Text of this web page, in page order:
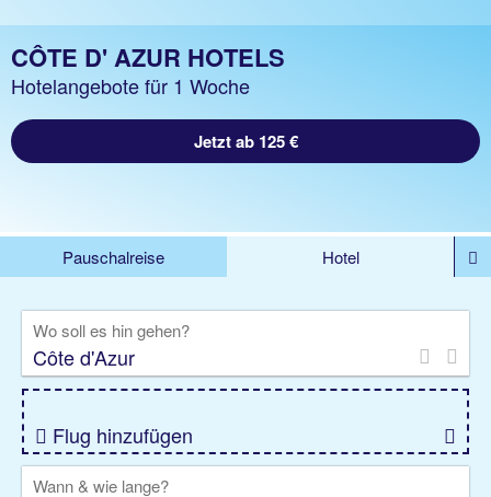
CÔTE D' AZUR HOTELS
Hotelangebote für 1 Woche
Jetzt ab 125 €
Pauschalreise
Hotel
Kreuzfahrten
Rundreisen
Privattransfer
Zusatzleistungen
Wo soll es hin gehen?
Flug hinzufügen
Wann & wie lange?